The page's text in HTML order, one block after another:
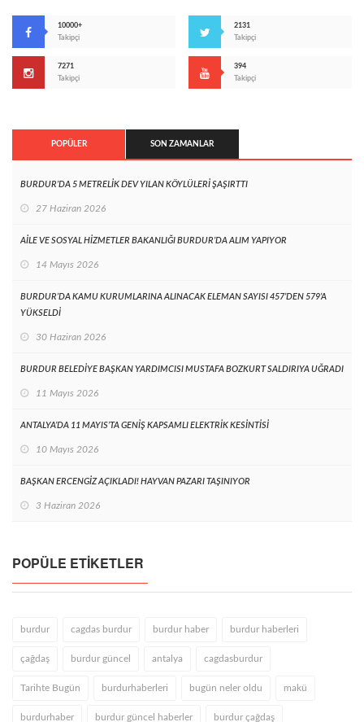
10000+
Takipçi
2131
Takipçi
7271
Takipçi
394
Takipçi
POPÜLER SON ZAMANLAR
BURDUR’DA 5 METRELİK DEV YILAN KÖYLÜLERİ ŞAŞIRTTI
27 Haziran 2026
AİLE VE SOSYAL HİZMETLER BAKANLIĞI BURDUR’DA ALIM YAPIYOR
14 Mayıs 2026
BURDUR’DA KAMU KURUMLARINA ALINACAK ELEMAN SAYISI 457’DEN 579’A
YÜKSELDİ
30 Haziran 2026
BURDUR BELEDİYE BAŞKAN YARDIMCISI MUSTAFA BOZKURT SALDIRIYA UĞRADI
11 Mayıs 2026
ANTALYA’DA 11 MAYIS’TA GENİŞ KAPSAMLI ELEKTRİK KESİNTİSİ
10 Mayıs 2026
BAŞKAN ERCENGİZ AÇIKLADI! HAYVAN PAZARI TAŞINIYOR
3 Haziran 2026
POPÜLE ETIKETLER
burdur cagdas burdur burdur haber burdur haberleri
çağdaş burdur güncel antalya cagdasburdur
Tarihte Bugün burdurhaberleri bugün neler oldu makü
burdurhaber burdur güncel haberler burdur çağdaş